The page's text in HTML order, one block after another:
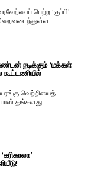
பெற்ற ‘குப்பி’
நடிக்கும் ‘மக்கள்
கூட்டணியில்
வெற்றியைத்
தங்களது